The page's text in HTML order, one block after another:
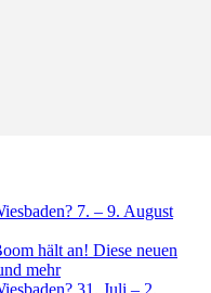
7. – 9. August
hält an! Diese neuen
mehr
31. Juli – 2.